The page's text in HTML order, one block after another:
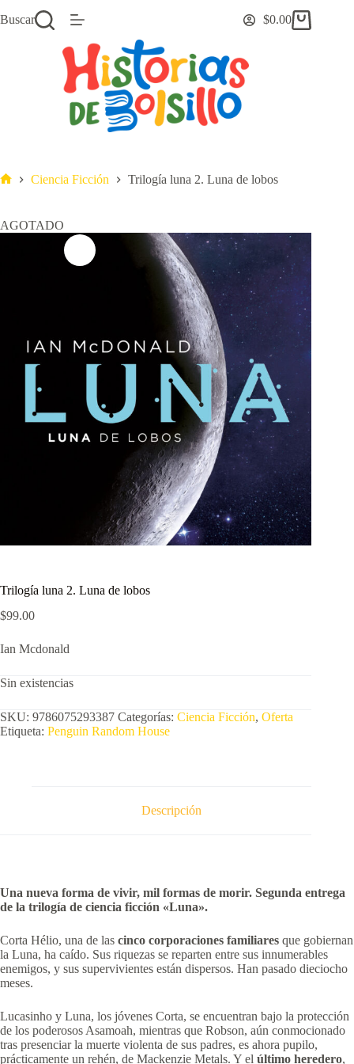
al
Buscar
Carro
$0.00
Ciencia Ficción Trilogía luna 2. Luna de lobos
AGOTADO
Trilogía luna 2. Luna de lobos
$99.00
Ian Mcdonald
Sin existencias
SKU: 9786075293387 Categorías: Ciencia Ficción, Oferta
Etiqueta: Penguin Random House
Descripción
Una nueva forma de vivir, mil formas de morir. Segunda entrega
de la trilogía de ciencia ficción «Luna».
Corta Hélio, una de las cinco corporaciones familiares que gobiernan
la Luna, ha caído. Sus riquezas se reparten entre sus innumerables
enemigos, y sus supervivientes están dispersos. Han pasado dieciocho
meses.
Lucasinho y Luna, los jóvenes Corta, se encuentran bajo la protección
de los poderosos Asamoah, mientras que Robson, aún conmocionado
tras presenciar la muerte violenta de sus padres, es ahora pupilo,
prácticamente un rehén, de Mackenzie Metals. Y el último heredero,